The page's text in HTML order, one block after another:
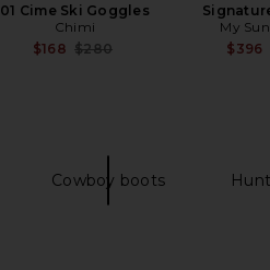
01 Cime Ski Goggles
Chimi
$168 Previous price:
$280
My
$396
Cowboy boots